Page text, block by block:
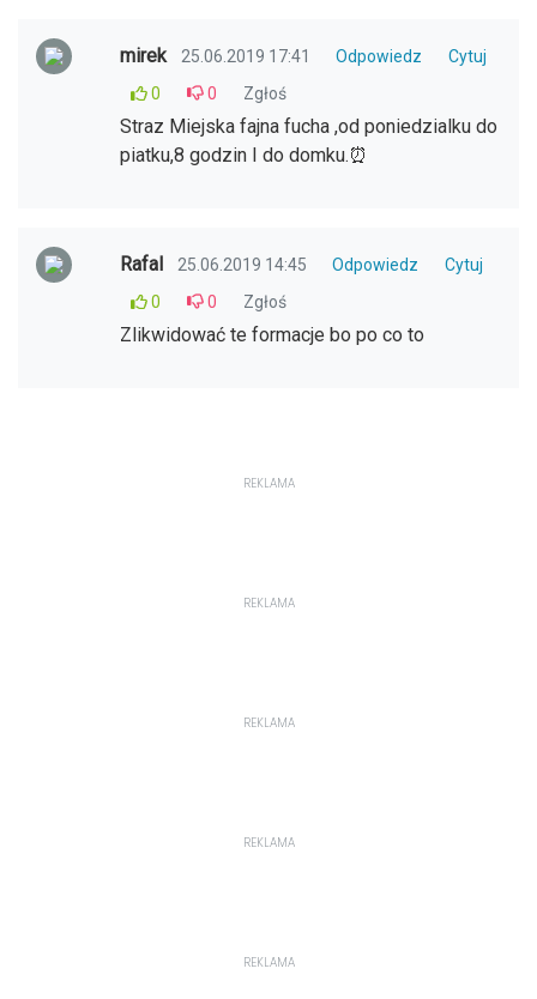
mirek 25.06.2019 17:41 Odpowiedz
Cytuj
0
0 Zgłoś
Straz Miejska fajna fucha ,od poniedzialku do
piatku,8 godzin I do domku.⏰
Rafal 25.06.2019 14:45 Odpowiedz
Cytuj
0
0 Zgłoś
Zlikwidować te formacje bo po co to
REKLAMA
REKLAMA
REKLAMA
REKLAMA
REKLAMA